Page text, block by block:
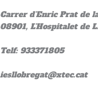
Carrer d’Enric Prat de
08901, L’Hospitalet de
Telf: 933371805
iesllobregat@xtec.cat